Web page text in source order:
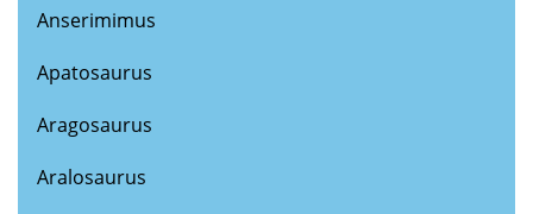
Anserimimus
Apatosaurus
Aragosaurus
Aralosaurus